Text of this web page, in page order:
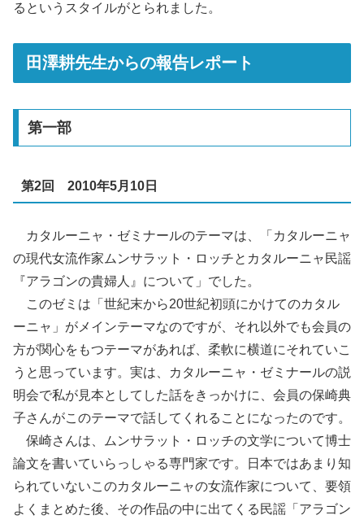
るというスタイルがとられました。
田澤耕先生からの報告レポート
第一部
第2回 2010年5月10日
カタルーニャ・ゼミナールのテーマは、「カタルーニャ
の現代女流作家ムンサラット・ロッチとカタルーニャ民謡
『アラゴンの貴婦人』について」でした。
このゼミは「世紀末から20世紀初頭にかけてのカタル
ーニャ」がメインテーマなのですが、それ以外でも会員の
方が関心をもつテーマがあれば、柔軟に横道にそれていこ
うと思っています。実は、カタルーニャ・ゼミナールの説
明会で私が見本としてした話をきっかけに、会員の保崎典
子さんがこのテーマで話してくれることになったのです。
保崎さんは、ムンサラット・ロッチの文学について博士
論文を書いていらっしゃる専門家です。日本ではあまり知
られていないこのカタルーニャの女流作家について、要領
よくまとめた後、その作品の中に出てくる民謡「アラゴン